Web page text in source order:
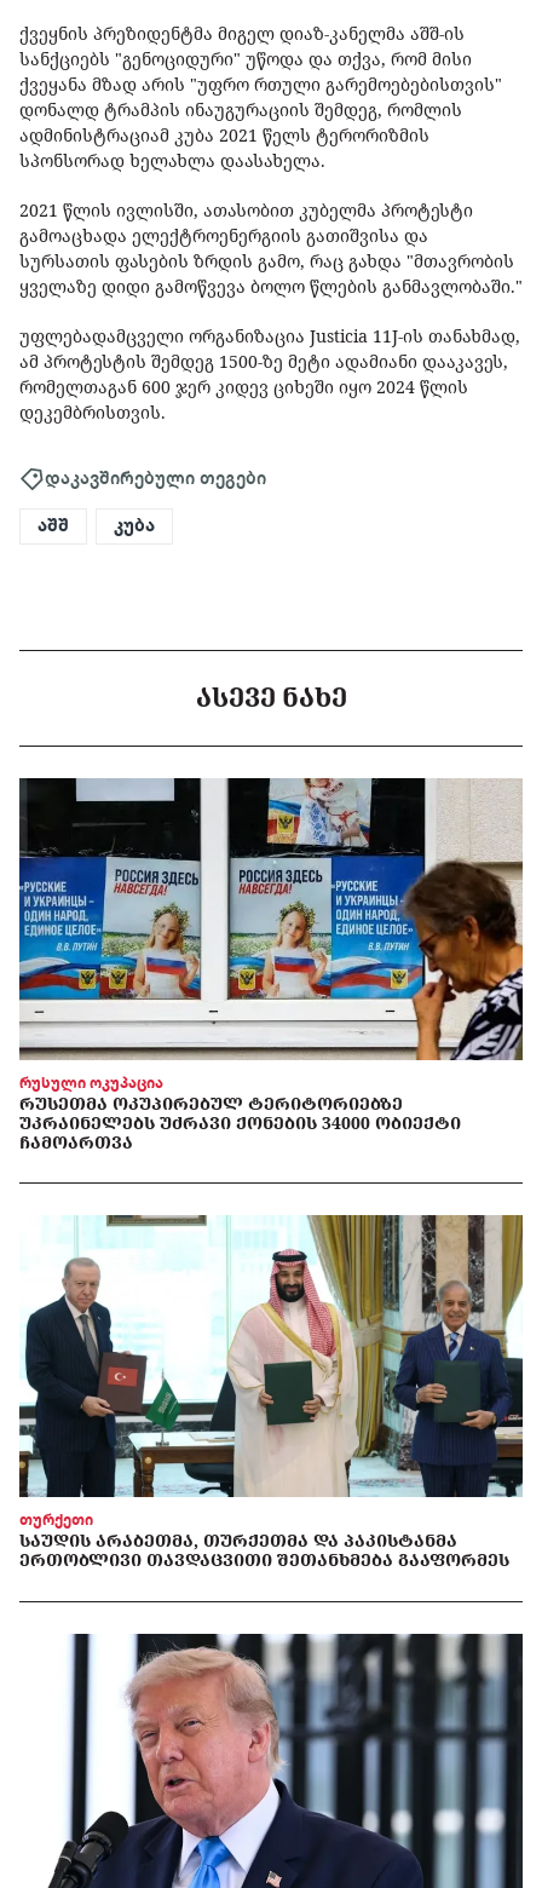
ქვეყნის პრეზიდენტმა მიგელ დიაზ-კანელმა აშშ-ის
სანქციებს "გენოციდური" უწოდა და თქვა, რომ მისი
ქვეყანა მზად არის "უფრო რთული გარემოებებისთვის"
დონალდ ტრამპის ინაუგურაციის შემდეგ, რომლის
ადმინისტრაციამ კუბა 2021 წელს ტერორიზმის
სპონსორად ხელახლა დაასახელა.
2021 წლის ივლისში, ათასობით კუბელმა პროტესტი
გამოაცხადა ელექტროენერგიის გათიშვისა და
სურსათის ფასების ზრდის გამო, რაც გახდა "მთავრობის
ყველაზე დიდი გამოწვევა ბოლო წლების განმავლობაში."
უფლებადამცველი ორგანიზაცია Justicia 11J-ის თანახმად,
ამ პროტესტის შემდეგ 1500-ზე მეტი ადამიანი დააკავეს,
რომელთაგან 600 ჯერ კიდევ ციხეში იყო 2024 წლის
დეკემბრისთვის.
დაკავშირებული თეგები
აშშ კუბა
ᲐᲡᲔᲕᲔ ᲜᲐᲮᲔ
რუსული ოკუპაცია
ᲠᲣᲡᲔᲗᲛᲐ ᲝᲙᲣᲞᲘᲠᲔᲑᲣᲚ ᲢᲔᲠᲘᲢᲝᲠᲘᲔᲑᲖᲔ
ᲣᲙᲠᲐᲘᲜᲔᲚᲔᲑᲡ ᲣᲫᲠᲐᲕᲘ ᲥᲝᲜᲔᲑᲘᲡ 34000 ᲝᲑᲘᲔᲥᲢᲘ
ᲩᲐᲛᲝᲐᲠᲗᲕᲐ
თურქეთი
ᲡᲐᲣᲓᲘᲡ ᲐᲠᲐᲑᲔᲗᲛᲐ, ᲗᲣᲠᲥᲔᲗᲛᲐ ᲓᲐ ᲞᲐᲙᲘᲡᲢᲐᲜᲛᲐ
ᲔᲠᲗᲝᲑᲚᲘᲕᲘ ᲗᲐᲕᲓᲐᲪᲕᲘᲗᲘ ᲨᲔᲗᲐᲜᲮᲛᲔᲑᲐ ᲒᲐᲐᲤᲝᲠᲛᲔᲡ